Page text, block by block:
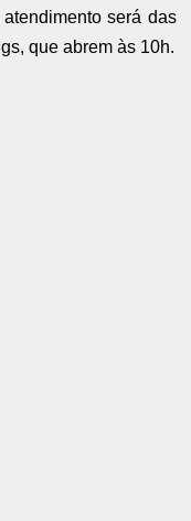
será das
que abrem às 10h.